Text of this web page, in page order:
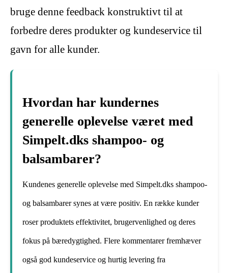
bruge denne feedback konstruktivt til at
forbedre deres produkter og kundeservice til
gavn for alle kunder.
Hvordan har kundernes
generelle oplevelse været med
Simpelt.dks shampoo- og
balsambarer?
Kundenes generelle oplevelse med Simpelt.dks shampoo-
og balsambarer synes at være positiv. En række kunder
roser produktets effektivitet, brugervenlighed og deres
fokus på bæredygtighed. Flere kommentarer fremhæver
også god kundeservice og hurtig levering fra